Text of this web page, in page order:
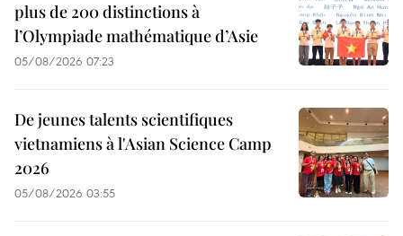
plus de 200 distinctions à
l’Olympiade mathématique d’Asie
05/08/2026 07:23
De jeunes talents scientifiques
vietnamiens à l'Asian Science Camp
2026
05/08/2026 03:55